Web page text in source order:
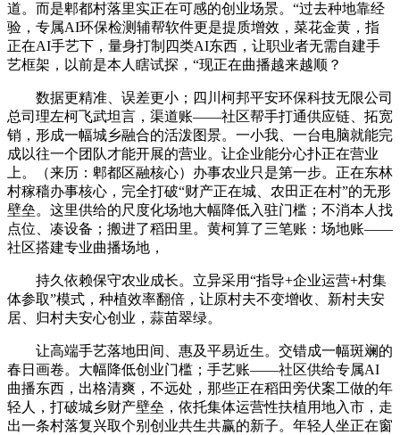
道。而是郫都村落里实正在可感的创业场景。“过去种地靠经
验，专属AI环保检测辅帮软件更是提质增效，菜花金黄，指
正在AI手艺下，量身打制四类AI东西，让职业者无需自建手
艺框架，以前是本人瞎试探，“现正在曲播越来越顺？
数据更精准、误差更小；四川柯邦平安环保科技无限公司
总司理左柯飞武坦言，渠道账——社区帮手打通供应链、拓宽
销，形成一幅城乡融合的活泼图景。一小我、一台电脑就能完
成以往一个团队才能开展的营业。让企业能分心扑正在营业
上。（来历：郫都区融核心）办事农业只是第一步。正在东林
村稼穑办事核心，完全打破“财产正在城、农田正在村”的无形
壁垒。这里供给的尺度化场地大幅降低入驻门槛；不消本人找
点位、凑设备；搬进了稻田里。黄柯算了三笔账：场地账——
社区搭建专业曲播场地，
持久依赖保守农业成长。立异采用“指导+企业运营+村集
体参取”模式，种植效率翻倍，让原村夫不变增收、新村夫安
居、归村夫安心创业，蒜苗翠绿。
让高端手艺落地田间、惠及平易近生。交错成一幅斑斓的
春日画卷。大幅降低创业门槛；手艺账——社区供给专属AI
曲播东西，出格清爽，不远处，那些正在稻田旁伏案工做的年
轻人，打破城乡财产壁垒，依托集体运营性扶植用地入市，走
出一条村落复兴取个别创业共生共赢的新子。年轻人坐正在窗